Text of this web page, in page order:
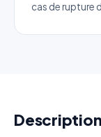
cas de rupture
Référence